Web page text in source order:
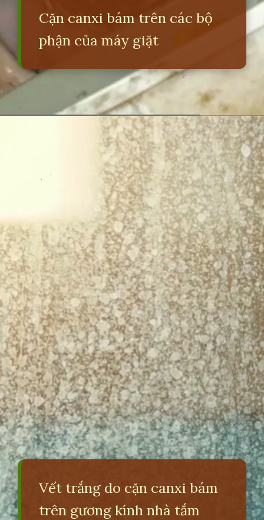
Cặn canxi bám trên các bộ
phận của máy giặt
https://erci.edu.vn/tac-hai-cua-nuoc-cung-hoa-12
Vết trắng do cặn canxi bám
trên gương kính nhà tắm